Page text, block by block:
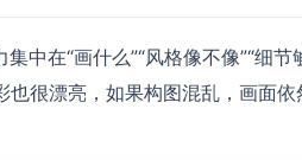
中在“画什么”“风格像不像”“细
很漂亮，如果构图混乱，画面